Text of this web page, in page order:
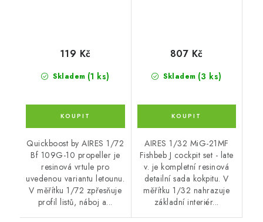
Skladem (1 ks)
119 Kč
Quickboost by AIRES 1/72
Bf 109G-10 propeller je
resinová vrtule pro
uvedenou variantu letounu.
V měřítku 1/72 zpřesňuje
profil listů, náboj a...
Skladem (3 ks)
807 Kč
AIRES 1/32 MiG-21MF
Fishbeb J cockpit set - late
v. je kompletní resinová
detailní sada kokpitu. V
měřítku 1/32 nahrazuje
základní interiér...